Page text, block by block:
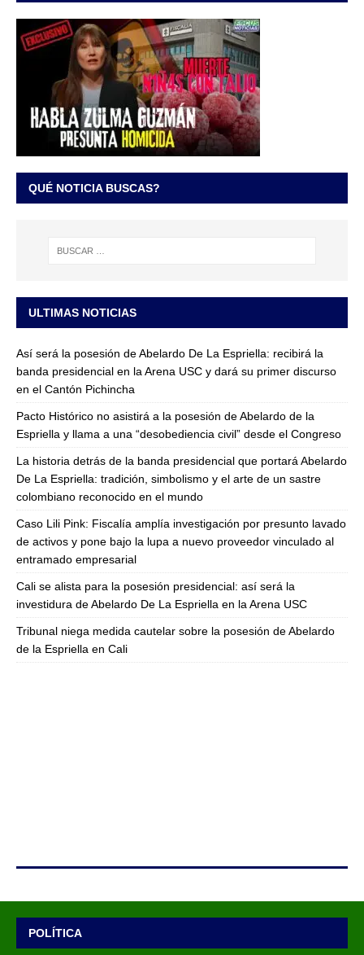
QUÉ NOTICIA BUSCAS?
ULTIMAS NOTICIAS
Así será la posesión de Abelardo De La Espriella: recibirá la
banda presidencial en la Arena USC y dará su primer discurso
en el Cantón Pichincha
Pacto Histórico no asistirá a la posesión de Abelardo de la
Espriella y llama a una “desobediencia civil” desde el Congreso
La historia detrás de la banda presidencial que portará Abelardo
De La Espriella: tradición, simbolismo y el arte de un sastre
colombiano reconocido en el mundo
Caso Lili Pink: Fiscalía amplía investigación por presunto lavado
de activos y pone bajo la lupa a nuevo proveedor vinculado al
entramado empresarial
Cali se alista para la posesión presidencial: así será la
investidura de Abelardo De La Espriella en la Arena USC
Tribunal niega medida cautelar sobre la posesión de Abelardo
de la Espriella en Cali
POLÍTICA